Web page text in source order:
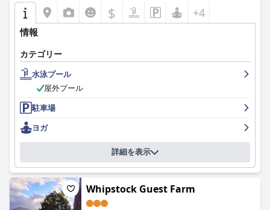
$ +4
情報
カテゴリー
水泳プール
屋外プール
駐車場
ヨガ
詳細を表示
Whipstock Guest Farm